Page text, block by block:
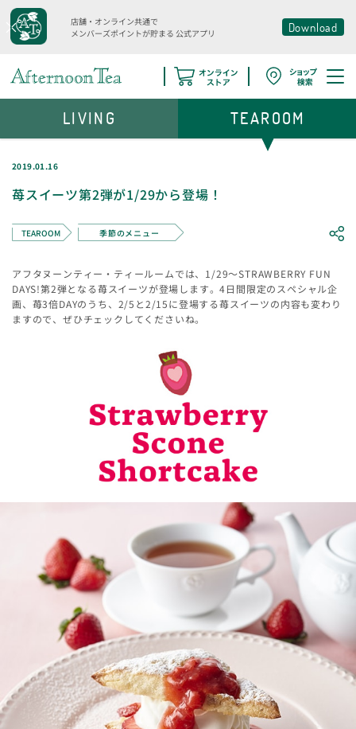
店舗・オンライン共通で
メンバーズポイントが貯まる 公式アプリ Download
2019.01.16
苺スイーツ第2弾が1/29から登場！
TEAROOM 季節のメニュー
アフタヌーンティー・ティールームでは、1/29～STRAWBERRY FUN
DAYS!第2弾となる苺スイーツが登場します。4日間限定のスペシャル企
画、苺3倍DAYのうち、2/5と2/15に登場する苺スイーツの内容も変わり
ますので、ぜひチェックしてくださいね。
LIVING TEAROOM